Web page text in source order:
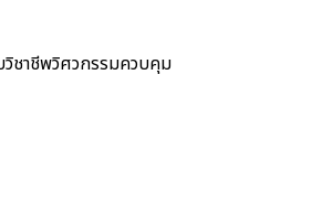
ชาชีพวิศวกรรมควบคุม